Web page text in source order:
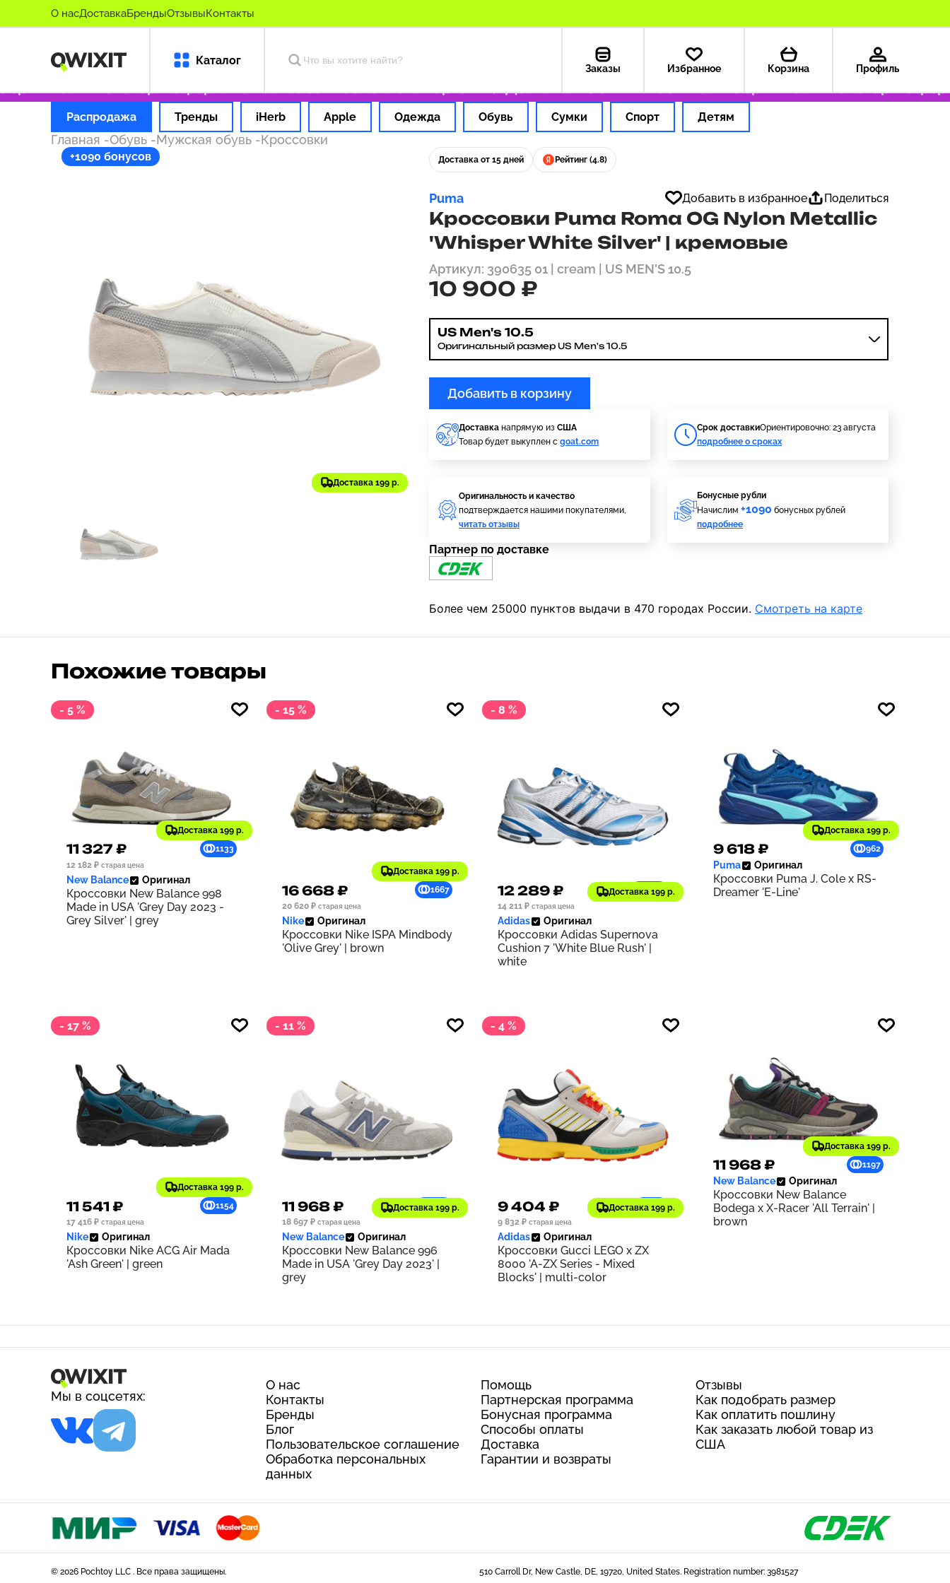
О насДоставкаБрендыОтзывыКонтакты
Каталог
Заказы Избранное Корзина Профиль
товары Оформляем заказ за 1 час Оплата картой РФ Доставка из США — 199 ₽ Только оригинальные товары
Распродажа Тренды iHerb Apple Одежда Обувь Сумки Спорт Детям
Главная -Обувь -Мужская обувь -Кроссовки
+1090 бонусов
Доставка 199 р.
Доставка от 15 дней Рейтинг (4.8)
Puma Добавить в избранное Поделиться
Кроссовки Puma Roma OG Nylon Metallic
'Whisper White Silver' | кремовые
Артикул: 390635 01 | cream | US MEN'S 10.5
10 900 ₽
US Men's 10.5
Оригинальный размер US Men's 10.5
Добавить в корзину
Доставка напрямую из США
Товар будет выкуплен с goat.com
Cрок доставкиОриентировочно: 23 августа
подробнее о сроках
Оригинальность и качество
подтверждается нашими покупателями,
читать отзывы
Бонусные рубли
Начислим +1090 бонусных рублей
подробнее
Партнер по доставке
Более чем 25000 пунктов выдачи в 470 городах России. Смотреть на карте
Похожие товары
- 5 %
Доставка 199 р.
11 327 ₽
1133
12 182 ₽ старая цена
New Balance Оригинал
Кроссовки New Balance 998
Made in USA 'Grey Day 2023 -
Grey Silver' | grey
- 15 %
Доставка 199 р.
16 668 ₽
1667
20 620 ₽ старая цена
Nike Оригинал
Кроссовки Nike ISPA Mindbody
'Olive Grey' | brown
- 8 %
Доставка 199 р.
12 289 ₽
1229
14 211 ₽ старая цена
Adidas Оригинал
Кроссовки Adidas Supernova
Cushion 7 'White Blue Rush' |
white
Доставка 199 р.
9 618 ₽ 962
Puma Оригинал
Кроссовки Puma J. Cole x RS-
Dreamer 'E-Line'
- 17 %
Доставка 199 р.
11 541 ₽
1154
17 416 ₽ старая цена
Nike Оригинал
Кроссовки Nike ACG Air Mada
'Ash Green' | green
- 11 %
Доставка 199 р.
11 968 ₽
1197
18 697 ₽ старая цена
New Balance Оригинал
Кроссовки New Balance 996
Made in USA 'Grey Day 2023' |
grey
- 4 %
Доставка 199 р.
9 404 ₽
940
9 832 ₽ старая цена
Adidas Оригинал
Кроссовки Gucci LEGO x ZX
8000 'A-ZX Series - Mixed
Blocks' | multi-color
Доставка 199 р.
11 968 ₽ 1197
New Balance Оригинал
Кроссовки New Balance
Bodega x X-Racer 'All Terrain' |
brown
Мы в соцсетях:
О нас
Контакты
Бренды
Блог
Пользовательское соглашение
Обработка персональных
данных
Помощь
Партнерская программа
Бонусная программа
Способы оплаты
Доставка
Гарантии и возвраты
Отзывы
Как подобрать размер
Как оплатить пошлину
Как заказать любой товар из
США
© 2026 Pochtoy LLC . Все права защищены. 510 Carroll Dr, New Castle, DE, 19720, United States. Registration number: 3981527